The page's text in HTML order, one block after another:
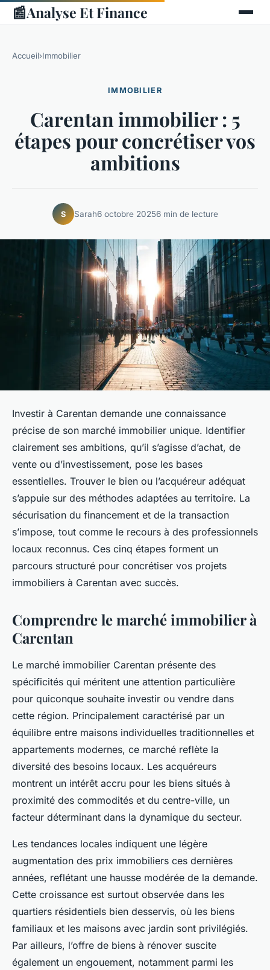
📰Analyse Et Finance
Accueil›Immobilier
IMMOBILIER
Carentan immobilier : 5
étapes pour concrétiser vos
ambitions
S Sarah6 octobre 20256 min de lecture
Investir à Carentan demande une connaissance
précise de son marché immobilier unique. Identifier
clairement ses ambitions, qu’il s’agisse d’achat, de
vente ou d’investissement, pose les bases
essentielles. Trouver le bien ou l’acquéreur adéquat
s’appuie sur des méthodes adaptées au territoire. La
sécurisation du financement et de la transaction
s’impose, tout comme le recours à des professionnels
locaux reconnus. Ces cinq étapes forment un
parcours structuré pour concrétiser vos projets
immobiliers à Carentan avec succès.
Comprendre le marché immobilier à
Carentan
Le marché immobilier Carentan présente des
spécificités qui méritent une attention particulière
pour quiconque souhaite investir ou vendre dans
cette région. Principalement caractérisé par un
équilibre entre maisons individuelles traditionnelles et
appartements modernes, ce marché reflète la
diversité des besoins locaux. Les acquéreurs
montrent un intérêt accru pour les biens situés à
proximité des commodités et du centre-ville, un
facteur déterminant dans la dynamique du secteur.
Les tendances locales indiquent une légère
augmentation des prix immobiliers ces dernières
années, reflétant une hausse modérée de la demande.
Cette croissance est surtout observée dans les
quartiers résidentiels bien desservis, où les biens
familiaux et les maisons avec jardin sont privilégiés.
Par ailleurs, l’offre de biens à rénover suscite
également un engouement, notamment parmi les